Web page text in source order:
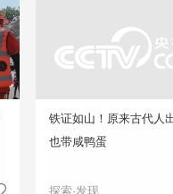
铁证如山！原来古代人
也带咸鸭蛋
探索·发现